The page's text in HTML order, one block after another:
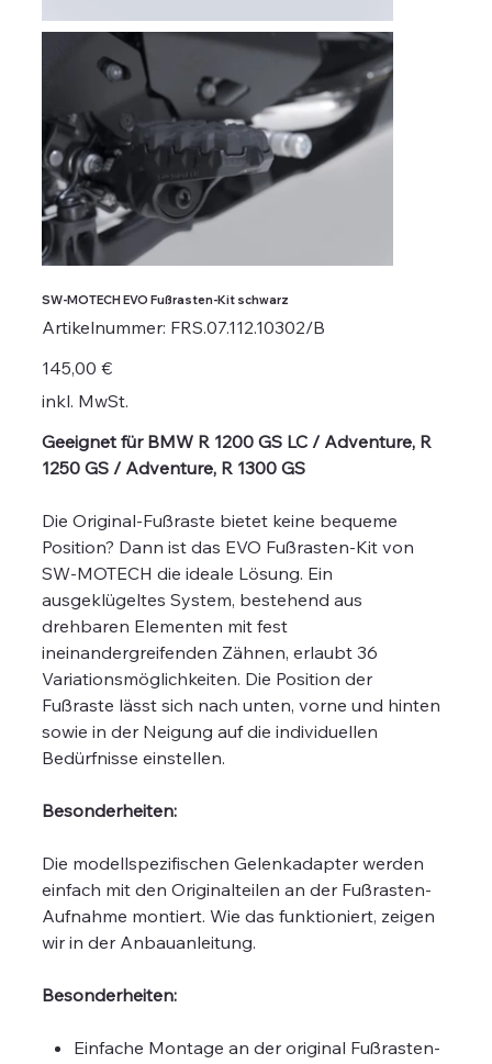
SW-MOTECH EVO Fußrasten-Kit schwarz
Artikelnummer: Artikelnummer:
FRS.07.112.10302/B
FRS.07.112.10302/B
Preis
145,00 €
inkl. MwSt.
Geeignet für BMW R 1200 GS LC / Adventure, R
1250 GS / Adventure, R 1300 GS
Die Original-Fußraste bietet keine bequeme
Position? Dann ist das EVO Fußrasten-Kit von
SW-MOTECH die ideale Lösung. Ein
ausgeklügeltes System, bestehend aus
drehbaren Elementen mit fest
ineinandergreifenden Zähnen, erlaubt 36
Variationsmöglichkeiten. Die Position der
Fußraste lässt sich nach unten, vorne und hinten
sowie in der Neigung auf die individuellen
Bedürfnisse einstellen.
Besonderheiten:
Die modellspezifischen Gelenkadapter werden
einfach mit den Originalteilen an der Fußrasten-
Aufnahme montiert. Wie das funktioniert, zeigen
wir in der Anbauanleitung.
Besonderheiten:
Einfache Montage an der original Fußrasten-